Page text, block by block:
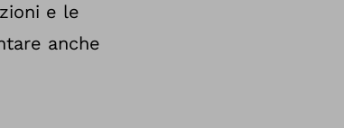
e le
anche